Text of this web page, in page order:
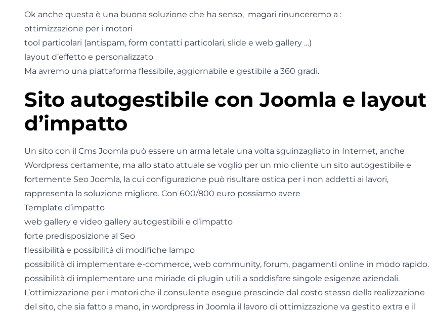
Ok anche questa è una buona soluzione che ha senso, magari rinunceremo a :
ottimizzazione per i motori
tool particolari (antispam, form contatti particolari, slide e web gallery …)
layout d’effetto e personalizzato
Ma avremo una piattaforma flessibile, aggiornabile e gestibile a 360 gradi.
Sito autogestibile con Joomla e layout
d’impatto
Un sito con il Cms Joomla può essere un arma letale una volta sguinzagliato in Internet, anche
Wordpress certamente, ma allo stato attuale se voglio per un mio cliente un sito autogestibile e
fortemente Seo Joomla, la cui configurazione può risultare ostica per i non addetti ai lavori,
rappresenta la soluzione migliore. Con 600/800 euro possiamo avere
Template d’impatto
web gallery e video gallery autogestibili e d’impatto
forte predisposizione al Seo
flessibilità e possibilità di modifiche lampo
possibilità di implementare e-commerce, web community, forum, pagamenti online in modo rapido.
possibilità di implementare una miriade di plugin utili a soddisfare singole esigenze aziendali.
L’ottimizzazione per i motori che il consulente esegue prescinde dal costo stesso della realizzazione
del sito, che sia fatto a mano, in wordpress in Joomla il lavoro di ottimizzazione va gestito extra e il